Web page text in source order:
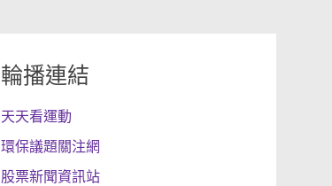
輪播連結
天天看運動
環保議題關注網
股票新聞資訊站